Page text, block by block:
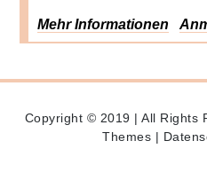
Mehr Informationen
Copyright © 2019 | All Rights
Themes |